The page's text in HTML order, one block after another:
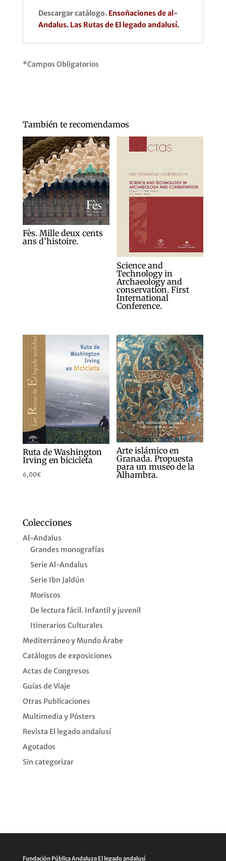
Descargar catálogo. Ensoñaciones de al-
Andalus. Las Rutas de El legado andalusí.
*Campos Obligatorios
También te recomendamos
Fès. Mille deux cents
ans d’histoire.
Science and
Technology in
Archaeology and
conservation. First
International
Conference.
Ruta de Washington
Irving en bicicleta
6,00€
Arte islámico en
Granada. Propuesta
para un museo de la
Alhambra.
Colecciones
Al-Andalus
Grandes monografías
Serie Al-Andalus
Serie Ibn Jaldún
Moriscos
De lectura fácil. Infantil y juvenil
Itinerarios Culturales
Mediterráneo y Mundo Árabe
Catálogos de exposiciones
Actas de Congresos
Guías de Viaje
Otras Publicaciones
Multimedia y Pósters
Revista El legado andalusí
Agotados
Sin categorizar
Fundación Pública Andaluza El legado andalusí